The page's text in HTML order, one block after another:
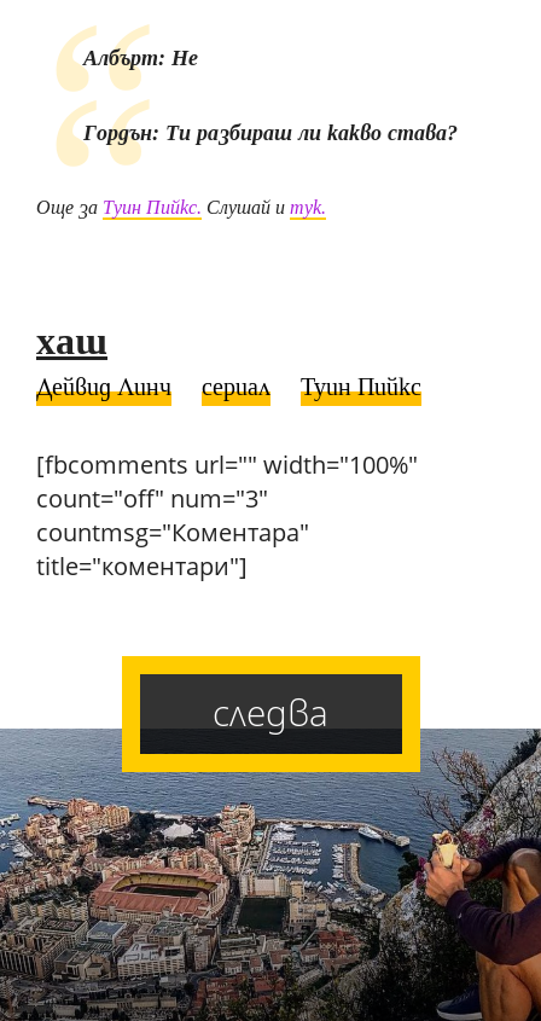
Албърт: Не
Гордън: Ти разбираш ли какво става?
Още за Туин Пийкс. Слушай итук.
хаш
Дейвид Линч сериал Туин Пийкс
[fbcomments url="" width="100%"
count="off" num="3"
countmsg="Коментара"
title="коментари"]
следва